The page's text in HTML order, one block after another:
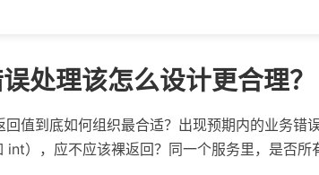
处理该怎么设计更合理？
值到底如何组织最合适？出现预期内的业务错
），应不应该裸返回？同一个服务里，是否所